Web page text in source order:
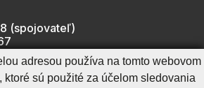
(spojovateľ)
adresou používa na tomto webovom
ktoré sú použité za účelom sledovania